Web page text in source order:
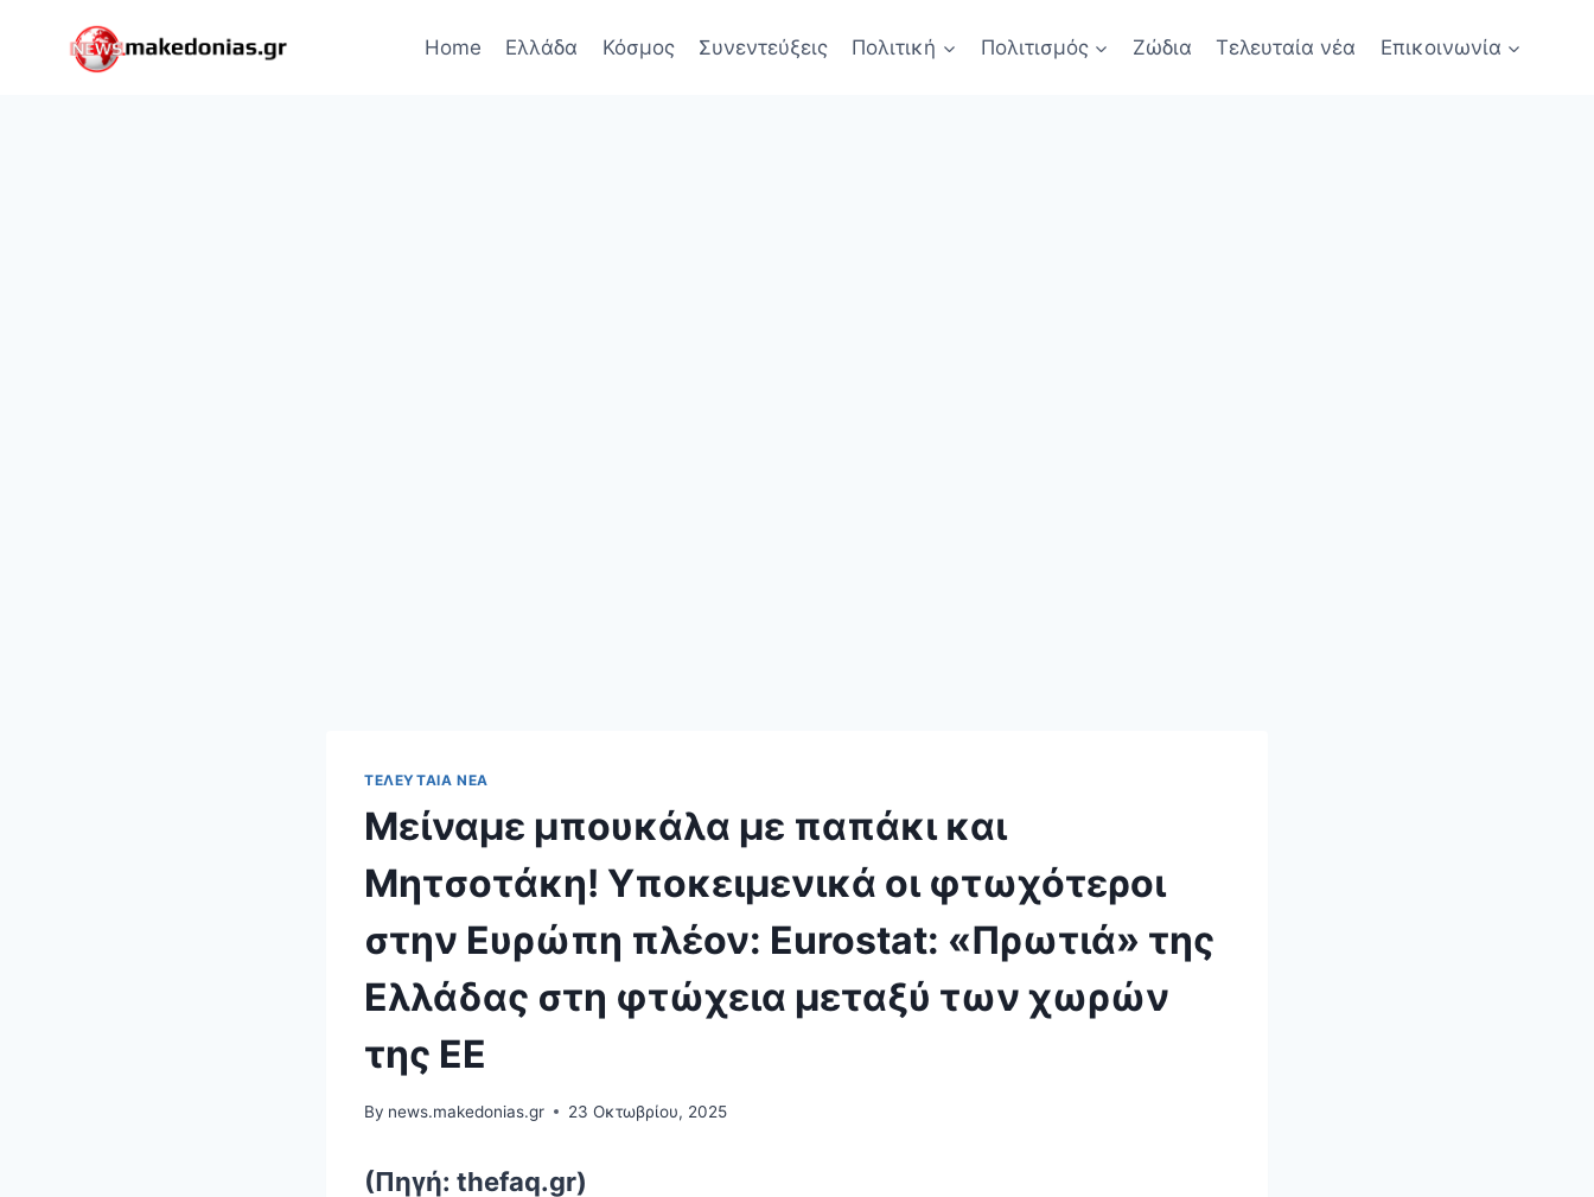
Home Ελλάδα Κόσμος Συνεντεύξεις Πολιτική Πολιτισμός Ζώδια Τελευταία νέα Επικοινωνία
ΤΕΛΕΥΤΑΊΑ ΝΈΑ
Μείναμε μπουκάλα με παπάκι και
Μητσοτάκη! Υποκειμενικά οι φτωχότεροι
στην Ευρώπη πλέον: Eurostat: «Πρωτιά» της
Ελλάδας στη φτώχεια μεταξύ των χωρών
της ΕΕ
By news.makedonias.gr 23 Οκτωβρίου, 2025
(Πηγή: thefaq.gr)